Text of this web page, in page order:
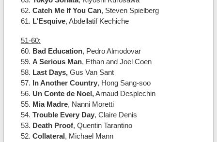
62. Catch Me If You Can, Steven Spielberg
61. L’Esquive, Abdellatif Kechiche
51-60:
60. Bad Education, Pedro Almodovar
59. A Serious Man, Ethan and Joel Coen
58. Last Days,Gus Van Sant
57. In Another Country, Hong Sang-soo
56. Un Conte de Noel,Arnaud Desplechin
55. Mia Madre, Nanni Moretti
54. Trouble Every Day, Claire Denis
53. Death Proof, Quentin Tarantino
52. Collateral, Michael Mann